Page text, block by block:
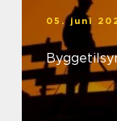
05. juni